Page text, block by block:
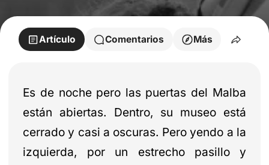
Artículo Comentarios Más
Es de noche pero las puertas del Malba
están abiertas. Dentro, su museo está
cerrado y casi a oscuras. Pero yendo a la
izquierda, por un estrecho pasillo y